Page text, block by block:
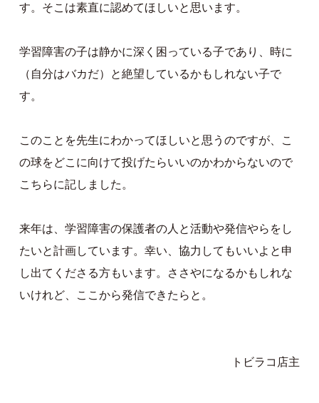
す。そこは素直に認めてほしいと思います。
学習障害の子は静かに深く困っている子であり、時に
（自分はバカだ）と絶望しているかもしれない子で
す。
このことを先生にわかってほしいと思うのですが、こ
の球をどこに向けて投げたらいいのかわからないので
こちらに記しました。
来年は、学習障害の保護者の人と活動や発信やらをし
たいと計画しています。幸い、協力してもいいよと申
し出てくださる方もいます。ささやになるかもしれな
いけれど、ここから発信できたらと。
トビラコ店主